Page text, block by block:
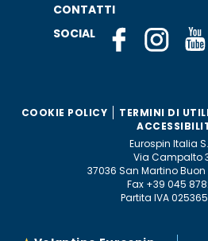
CONTATTI
SOCIAL
COOKIE POLICY TERMINI DI
Eurospin Italia
Via Campalto
37036 San Martino Buon
Fax +39 045
Partita IVA